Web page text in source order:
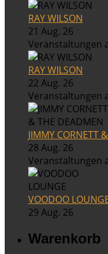
RAY WILSON
21 Aug. 26
Veranstaltungen
RAY WILSON
22 Aug. 26
Veranstaltungen
JIMMY CORNETT
28 Aug. 26
Veranstaltungen
VOODOO
29 Aug. 26
Warenkorb